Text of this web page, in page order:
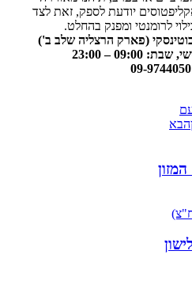
יודעת לספק, זאת לצד
ומפנק בהחלט.
(פארק הרצליה שלב ב')